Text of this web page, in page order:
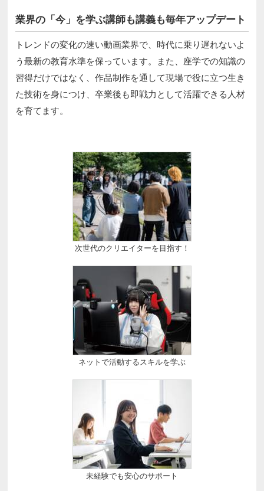
業界の「今」を学ぶ講師も講義も毎年アップデート
トレンドの変化の速い動画業界で、時代に乗り遅れないよ
う最新の教育水準を保っています。また、座学での知識の
習得だけではなく、作品制作を通して現場で役に立つ生き
た技術を身につけ、卒業後も即戦力として活躍できる人材
を育てます。
次世代のクリエイターを目指す！
ネットで活動するスキルを学ぶ
未経験でも安心のサポート